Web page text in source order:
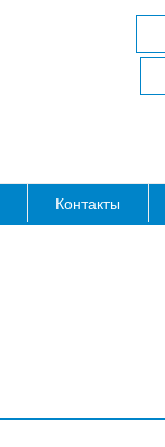
Контакты